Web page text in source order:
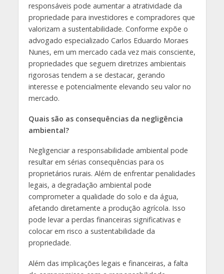
responsáveis pode aumentar a atratividade da
propriedade para investidores e compradores que
valorizam a sustentabilidade. Conforme expõe o
advogado especializado Carlos Eduardo Moraes
Nunes, em um mercado cada vez mais consciente,
propriedades que seguem diretrizes ambientais
rigorosas tendem a se destacar, gerando
interesse e potencialmente elevando seu valor no
mercado.
Quais são as consequências da negligência
ambiental?
Negligenciar a responsabilidade ambiental pode
resultar em sérias consequências para os
proprietários rurais. Além de enfrentar penalidades
legais, a degradação ambiental pode
comprometer a qualidade do solo e da água,
afetando diretamente a produção agrícola. Isso
pode levar a perdas financeiras significativas e
colocar em risco a sustentabilidade da
propriedade.
Além das implicações legais e financeiras, a falta